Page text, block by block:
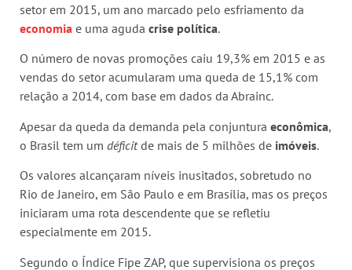
setor em 2015, um ano marcado pelo esfriamento da
economia e uma aguda crise política.
O número de novas promoções caiu 19,3% em 2015 e as
vendas do setor acumularam uma queda de 15,1% com
relação a 2014, com base em dados da Abrainc.
Apesar da queda da demanda pela conjuntura econômica,
o Brasil tem um déficitde mais de 5 milhões de imóveis.
Os valores alcançaram níveis inusitados, sobretudo no
Rio de Janeiro, em São Paulo e em Brasília, mas os preços
iniciaram uma rota descendente que se refletiu
especialmente em 2015.
Segundo o Índice Fipe ZAP, que supervisiona os preços